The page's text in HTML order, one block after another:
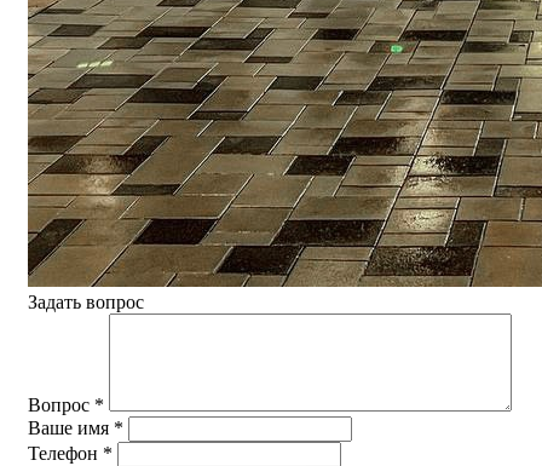
Задать вопрос
Вопрос *
Ваше имя *
Телефон *